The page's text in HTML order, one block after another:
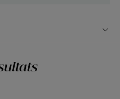
nettoie et laisse la peau